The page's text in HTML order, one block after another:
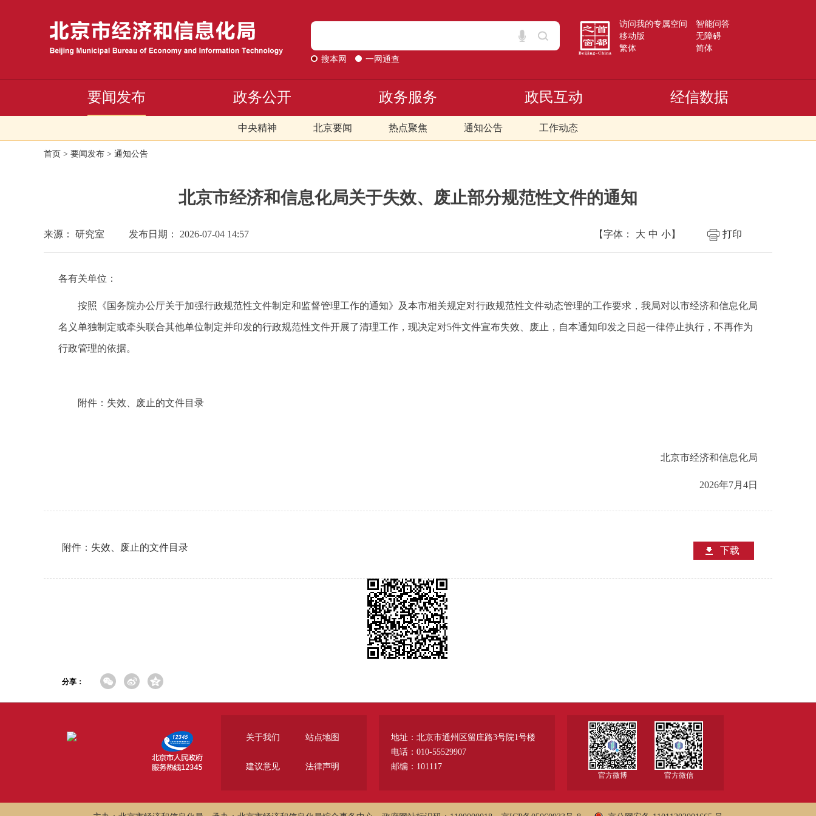
搜本网 一网通查
访问我的专属空间
智能问答
移动版
无障碍
繁体
简体
要闻发布
中央精神 北京要闻 热点聚焦 通知公告 工作动态
政务公开 政务服务 政民互动 经信数据
首页 > 要闻发布 > 通知公告
北京市经济和信息化局关于失效、废止部分规范性文件的通知
来源： 研究室 发布日期： 2026-07-04 14:57 【字体： 大 中 小】 打印
各有关单位：
按照《国务院办公厅关于加强行政规范性文件制定和监督管理工作的通知》及本市相关规定对行政规范性文件动态管理的工作要求，我局对以市经济和信息化局
名义单独制定或牵头联合其他单位制定并印发的行政规范性文件开展了清理工作，现决定对5件文件宣布失效、废止，自本通知印发之日起一律停止执行，不再作为
行政管理的依据。
附件：失效、废止的文件目录
北京市经济和信息化局
2026年7月4日
附件： 失效、废止的文件目录 下载
分享：
关于我们 站点地图
建议意见 法律声明
地址：北京市通州区留庄路3号院1号楼
电话：010-55529907
邮编：101117
官方微博 官方微信